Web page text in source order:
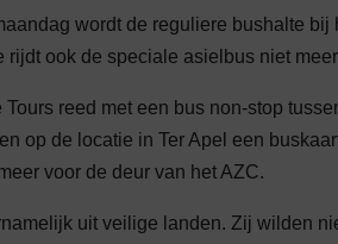
wordt de reguliere bushalte bij
ook de speciale asielbus niet
reed met een bus non-stop
op de locatie in Ter Apel een
voor de deur van het AZC.
uit veilige landen. Zij wilden